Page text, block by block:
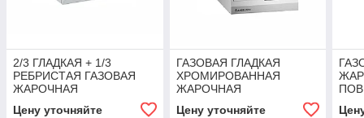
2/3 ГЛАДКАЯ + 1/3
РЕБРИСТАЯ ГАЗОВАЯ
ЖАРОЧНАЯ
ПОВЕРХНОСТЬ Angelopo
Цену уточняйте
ГАЗОВАЯ ГЛАДКАЯ
ХРОМИРОВАННАЯ
ЖАРОЧНАЯ
ПОВЕРХНОСТЬ Angelopo
Цену уточняйте